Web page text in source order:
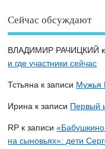
Сейчас обсуждают
ВЛАДИМИР РАЧИЦКИЙ
и где участники сейчас
Тстьяна к записи Мужья
Ирина к записи Первый
RP к записи
на сыновьях»: дети